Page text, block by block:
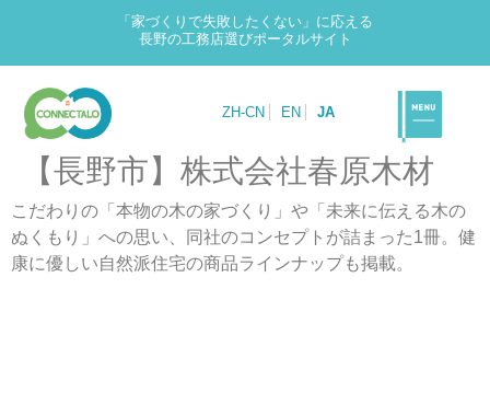
「家づくりで失敗したくない」に応える
長野の工務店選びポータルサイト
ZH-CN EN JA
【長野市】株式会社春原木材
こだわりの「本物の木の家づくり」や「未来に伝える木の
ぬくもり」への思い、同社のコンセプトが詰まった1冊。健
康に優しい自然派住宅の商品ラインナップも掲載。